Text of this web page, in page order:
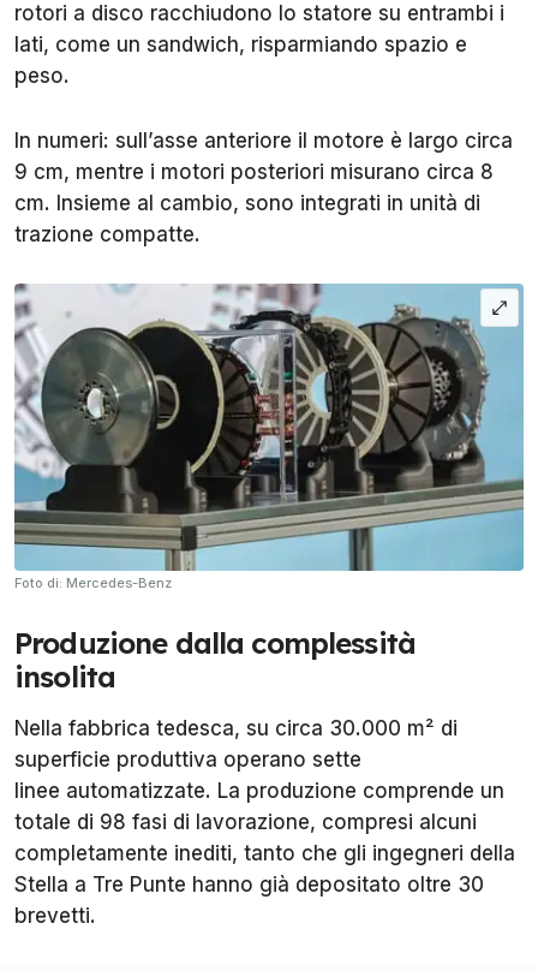
rotori a disco racchiudono lo statore su entrambi i
lati, come un sandwich, risparmiando spazio e
peso.
In numeri: sull’asse anteriore il motore è largo circa
9 cm, mentre i motori posteriori misurano circa 8
cm. Insieme al cambio, sono integrati in unità di
trazione compatte.
Foto di: Mercedes-Benz
Produzione dalla complessità
insolita
Nella fabbrica tedesca, su circa 30.000 m² di
superficie produttiva operano sette
linee automatizzate. La produzione comprende un
totale di 98 fasi di lavorazione, compresi alcuni
completamente inediti, tanto che gli ingegneri della
Stella a Tre Punte hanno già depositato oltre 30
brevetti.